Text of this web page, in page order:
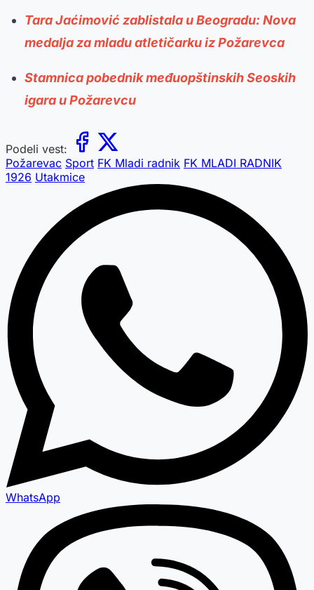
Tara Jaćimović zablistala u Beogradu: Nova
medalja za mladu atletičarku iz Požarevca
Stamnica pobednik međuopštinskih Seoskih
igara u Požarevcu
Podeli vest:
Požarevac Sport FK Mladi radnik FK MLADI RADNIK
1926 Utakmice
WhatsApp